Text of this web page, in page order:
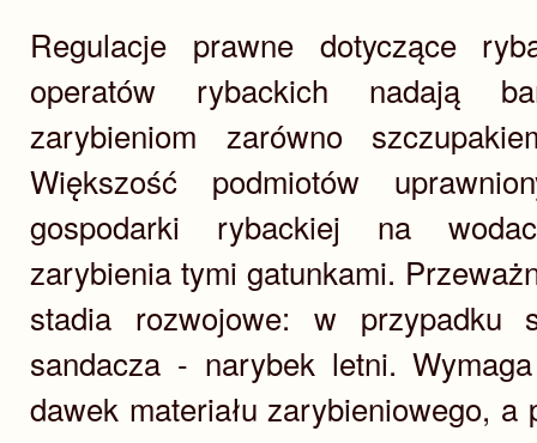
Regulacje prawne dotyczące
operatów rybackich nadają
zarybieniom zarówno
Większość podmiotów
gospodarki rybackiej na
zarybienia tymi gatunkami.
stadia rozwojowe: w przypadku
sandacza - narybek letni.
dawek materiału zarybieniowego,